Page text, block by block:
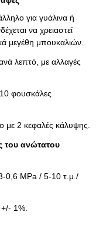
για γυάλινα ή
να χρειαστεί
μεγέθη μπουκαλιών.
λεπτό, με αλλαγές
φουσκάλες
με 2 κεφαλές κάλυψης.
του ανώτατου
0,6 MPa / 5-10 τ.μ./
1%.